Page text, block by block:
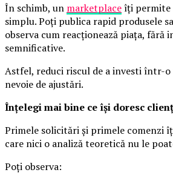
În schimb, un marketplaceîți permite
simplu. Poți publica rapid produsele
observa cum reacționează piața, fără
semnificative.
Astfel, reduci riscul de a investi într-o
nevoie de ajustări.
Înțelegi mai bine ce își doresc
Primele solicitări și primele comenzi
care nici o analiză teoretică nu le
Poți observa: